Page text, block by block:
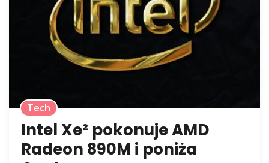
Tech
Intel Xe² pokonuje AMD
Radeon 890M i poniża